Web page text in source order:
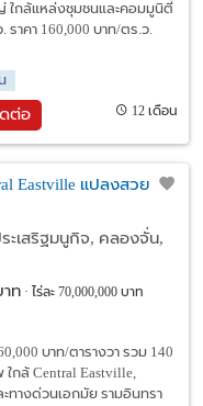
ใกล้แหล่งชุมชนและคอมมูนิตี้
ราคา 160,000 บาท/ตร.ว.
ต่อ 12 เดือน
Eastville แปลงสวย 2
เสริฐมนูกิจ, คลองจั่น,
ท ไร่ละ 70,000,000 บาท
บาท/ตารางวา รวม 140
ใกล้ Central Eastville,
ะทางด่วนเอกมัย รามอินทรา